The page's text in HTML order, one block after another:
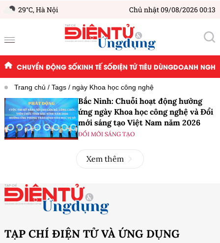
29°C,Hà Nội Chủ nhật 09/08/2026 00:13
CHUYỂN ĐỘNG SỐKINH TẾ SỐĐIỆN TỬ TIÊU DÙNGDOANH
Trang chủ Tags ngày Khoa học công nghệ
Bắc Ninh: Chuỗi hoạt động hưởng
ứng ngày Khoa học công nghệ và Đổi
mới sáng tạo Việt Nam năm 2026
ĐỔI MỚI SÁNG TẠO
Xem thêm
TẠP CHÍ ĐIỆN TỬ VÀ ỨNG DỤNG